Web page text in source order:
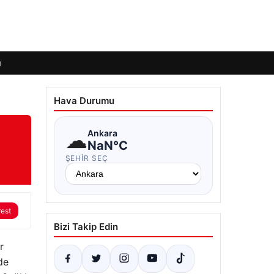
Hava Durumu
☁Ankara
NaN°C
ŞEHIR SEÇ
Bizi Takip Edin